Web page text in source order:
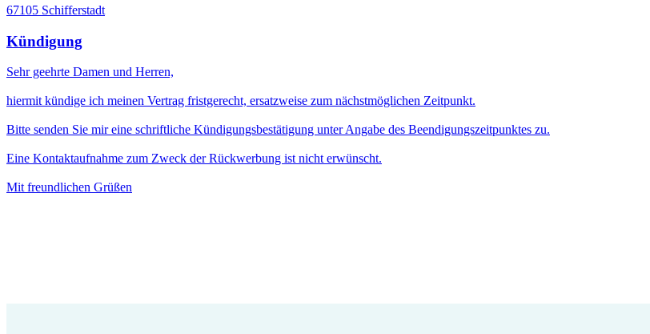
67105 Schifferstadt
Kündigung
Sehr geehrte Damen und Herren,
hiermit kündige ich meinen Vertrag fristgerecht, ersatzweise zum nächstmöglichen Zeitpunkt.
Bitte senden Sie mir eine schriftliche Kündigungsbestätigung unter Angabe des Beendigungszeitpunktes zu.
Eine Kontaktaufnahme zum Zweck der Rückwerbung ist nicht erwünscht.
Mit freundlichen Grüßen